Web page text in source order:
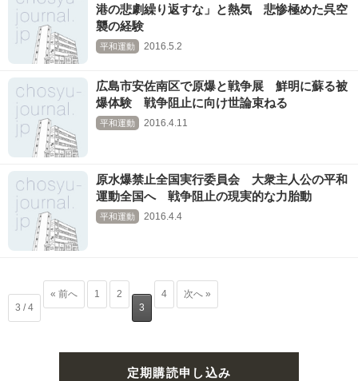
港の悲劇繰り返すな」と熱気 悲惨極めた呉空
襲の経験
平和運動 2016.5.2
広島市安佐南区で原爆と戦争展 鮮明に蘇る被
爆体験 戦争阻止に向け世論束ねる
平和運動 2016.4.11
原水爆禁止全国実行委員会 大衆主人公の平和
運動全国へ 戦争阻止の現実的な力胎動
平和運動 2016.4.4
3 / 4
« 前へ 1
2
3
4 次へ »
定期購読申し込み